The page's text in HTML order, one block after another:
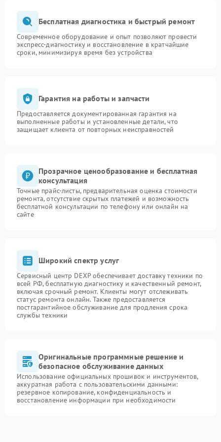
Бесплатная диагностика и быстрый ремонт
Современное оборудование и опыт позволяют провести
экспресс-диагностику и восстановление в кратчайшие
сроки, минимизируя время без устройства
Гарантия на работы и запчасти
Предоставляется документированная гарантия на
выполненные работы и установленные детали, что
защищает клиента от повторных неисправностей
Прозрачное ценообразование и бесплатная
консультация
Точные прайс-листы, предварительная оценка стоимости
ремонта, отсутствие скрытых платежей и возможность
бесплатной консультации по телефону или онлайн на
сайте
Широкий спектр услуг
Сервисный центр DEXP обеспечивает доставку техники по
всей РФ, бесплатную диагностику и качественный ремонт,
включая срочный ремонт. Клиенты могут отслеживать
статус ремонта онлайн. Также предоставляется
постгарантийное обслуживание для продления срока
службы техники
Оригинальные программные решение и
безопасное обслуживание данных
Использование официальных прошивок и инструментов,
аккуратная работа с пользовательскими данными:
резервное копирование, конфиденциальность и
восстановление информации при необходимости